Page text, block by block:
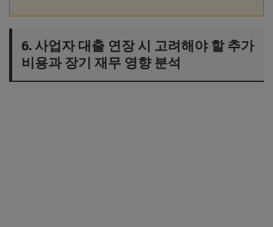
6. 사업자 대출 연장 시 고려해야 할 추가
비용과 장기 재무 영향 분석